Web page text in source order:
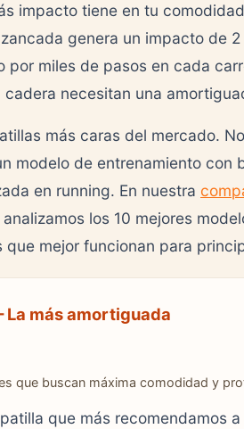
impacto tiene en tu
genera un impacto de
por miles de pasos en cada
necesitan una
más caras del mercado.
modelo de entrenamiento con
en running. En nuestra
analizamos los 10 mejores
que mejor funcionan para
más amortiguada
que buscan máxima comodidad y
que más recomendamos